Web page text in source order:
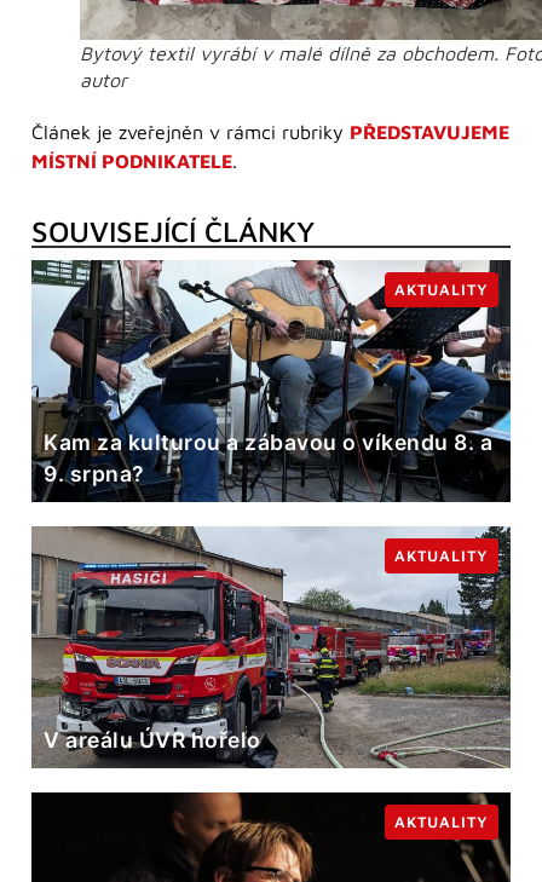
Bytový textil vyrábí v malé dílně za obchodem.
autor
Článek je zveřejněn v rámci rubriky PŘEDSTAVUJEME
MÍSTNÍ PODNIKATELE.
SOUVISEJÍCÍ ČLÁNKY
Kam za kulturou a zábavou o víkendu 8. a
9. srpna?
AKTUALITY
V areálu ÚVR hořelo
AKTUALITY
AKTUALITY